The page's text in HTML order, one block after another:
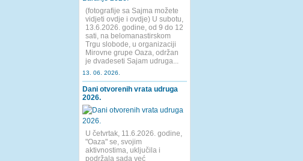
(fotografije sa Sajma možete
vidjeti ovdje i ovdje) U subotu,
13.6.2026. godine, od 9 do 12
sati, na belomanastirskom
Trgu slobode, u organizaciji
Mirovne grupe Oaza, održan
je dvadeseti Sajam udruga...
13. 06. 2026.
Dani otvorenih vrata udruga
2026.
U četvrtak, 11.6.2026. godine,
"Oaza" se, svojim
aktivnostima, uključila i
podržala sada već